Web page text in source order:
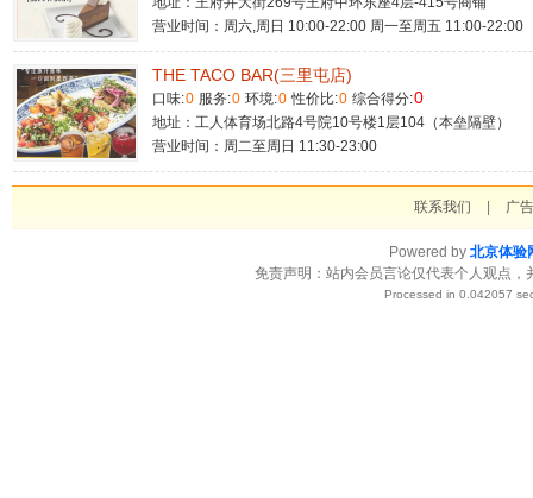
营业时间：周六,周日 10:00-22:00 周一至周五 11:00-22:00
THE TACO BAR(三里屯店)
口味:0 服务:0 环境:0 性价比:0 综合得分:0
地址：工人体育场北路4号院10号楼1层104（本垒隔壁）
营业时间：周二至周日 11:30-23:00
联系我们 广
Powered by 北京体验
免责声明：站内会员言论仅代表个人观点
Processed in 0.042057